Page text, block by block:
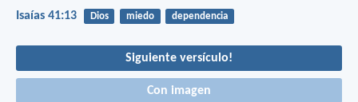
Isaías 41:13 Dios miedo dependencia
Siguiente versículo!
Con imagen